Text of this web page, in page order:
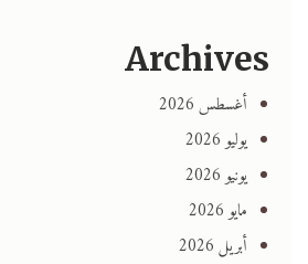
Archives
أغسطس 2026
يوليو 2026
يونيو 2026
مايو 2026
أبريل 2026